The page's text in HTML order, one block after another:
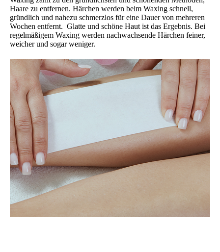
Haare zu entfernen. Härchen werden beim Waxing schnell,
gründlich und nahezu schmerzlos für eine Dauer von mehreren
Wochen entfernt. Glatte und schöne Haut ist das Ergebnis. Bei
regelmäßigem Waxing werden nachwachsende Härchen feiner,
weicher und sogar weniger.